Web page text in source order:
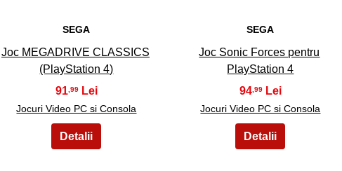
SEGA
Joc MEGADRIVE CLASSICS
(PlayStation 4)
91,99
Jocuri Video PC si Consola
SEGA
Joc Sonic Forces pentru
PlayStation 4
94,99
Jocuri Video PC si Consola